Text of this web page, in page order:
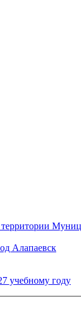
Алапаевск
учебному году